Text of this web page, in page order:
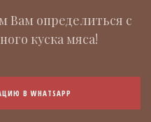
Вам определиться с
куска мяса!
В WHATSAPP